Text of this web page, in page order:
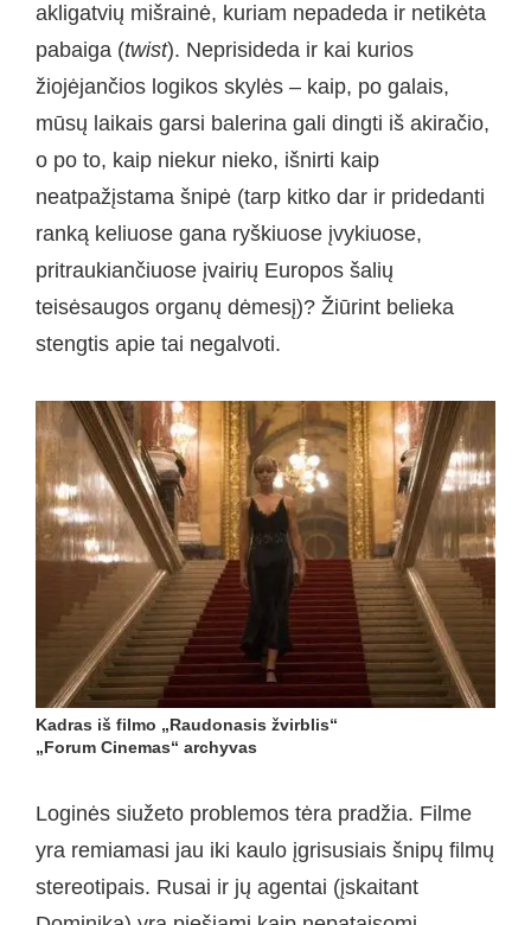
akligatvių mišrainė, kuriam nepadeda ir netikėta
pabaiga (twist). Neprisideda ir kai kurios
žiojėjančios logikos skylės – kaip, po galais,
mūsų laikais garsi balerina gali dingti iš akiračio,
o po to, kaip niekur nieko, išnirti kaip
neatpažįstama šnipė (tarp kitko dar ir pridedanti
ranką keliuose gana ryškiuose įvykiuose,
pritraukiančiuose įvairių Europos šalių
teisėsaugos organų dėmesį)? Žiūrint belieka
stengtis apie tai negalvoti.
Kadras iš filmo „Raudonasis žvirblis“
„Forum Cinemas“ archyvas
Loginės siužeto problemos tėra pradžia. Filme
yra remiamasi jau iki kaulo įgrisusiais šnipų filmų
stereotipais. Rusai ir jų agentai (įskaitant